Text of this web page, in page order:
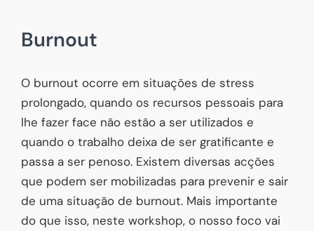
Burnout
O burnout ocorre em situações de stress
prolongado, quando os recursos pessoais para
lhe fazer face não estão a ser utilizados e
quando o trabalho deixa de ser gratificante e
passa a ser penoso. Existem diversas acções
que podem ser mobilizadas para prevenir e sair
de uma situação de burnout. Mais importante
do que isso, neste workshop, o nosso foco vai